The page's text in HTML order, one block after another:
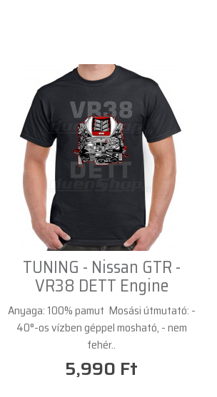
TUNING - Nissan GTR -
VR38 DETT Engine
Anyaga: 100% pamut Mosási útmutató: -
40°-os vízben géppel mosható, - nem
fehér..
5,990 Ft